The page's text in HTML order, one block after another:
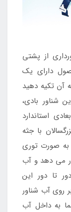
از پشتی
دارای یک
آن تکیه دهید
شناور بادی،
استاندارد
با جثه
به صورت توری
می دهد و آب
تا دور این
روی آب شناور
به داخل آب